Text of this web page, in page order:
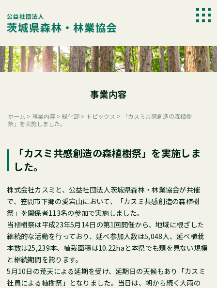
content
事業内容
ホーム > 事業内容 > 緑化部 > トピックス >
「カスミ共感創造の森植樹
祭」を実施しました。
「カスミ共感創造の森植樹祭」を実施しま
した。
株式会社カスミと、公益社団法人茨城県森林・林業協会が共催
で、笠間市下郷の愛宕山において、「カスミ共感創造の森植樹
祭」を関係者113名の参加で実施しました。
当植樹祭は平成23年5月14日の第1回開催から、地域に根ざした
継続的な活動を行っており、延べ参加人数は5,048人、延べ植栽
本数は25,239本、植栽面積は10.22haと本県でも類を見ない規模
と継続期間を誇ります。
5月10日の荒天による延期を受け、延期日の天候もあり「カスミ
社員による植樹祭」となりました。当日は、朝から続く大雨の